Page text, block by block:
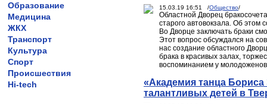
Образование
Медицина
ЖКХ
Транспорт
Культура
Спорт
Происшествия
Hi-tech
15.03.19 16:51 /Общество/
Областной Дворец
старого автовокзала. Об этом
Во Дворце заключать браки
Этот вопрос обсуждался на
нас создание областного
брака в красивых залах,
воспоминанием у
«Академия танца
талантливых детей в